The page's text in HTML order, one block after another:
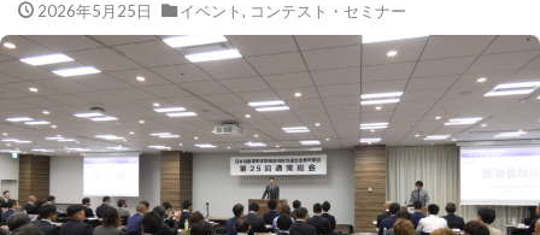
2026年5月25日 イベント, コンテスト・セミナー